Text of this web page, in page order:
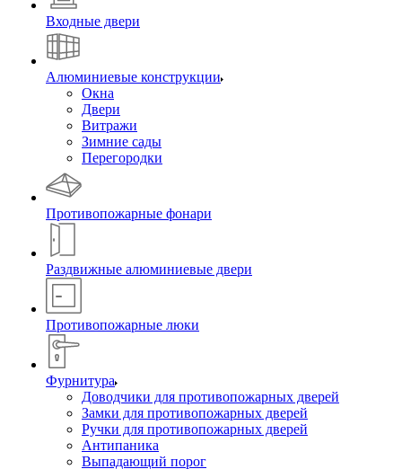
Входные двери
Алюминиевые конструкции
Окна
Двери
Витражи
Зимние сады
Перегородки
Противопожарные фонари
Раздвижные алюминиевые двери
Противопожарные люки
Фурнитура
Доводчики для противопожарных дверей
Замки для противопожарных дверей
Ручки для противопожарных дверей
Антипаника
Выпадающий порог